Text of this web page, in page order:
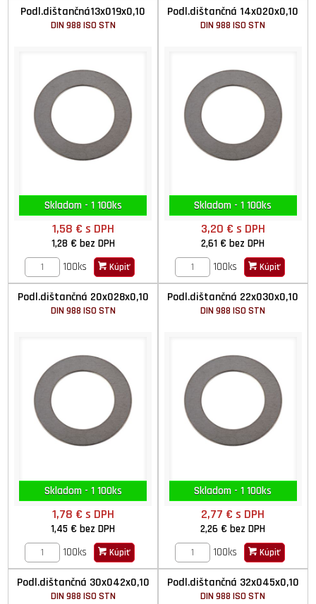
Podl.dištančná13x019x0,10
DIN 988 ISO STN
Skladom - 1 100ks
1,58 € s DPH
1,28 € bez DPH
100ks
Kúpiť
Podl.dištančná 14x020x0,10
DIN 988 ISO STN
Skladom - 1 100ks
3,20 € s DPH
2,61 €bez DPH
100ks
Kúpiť
Podl.dištančná 20x028x0,10
DIN 988 ISO STN
Skladom - 1 100ks
1,78 € s DPH
1,45 €bez DPH
100ks
Kúpiť
Podl.dištančná 22x030x0,10
DIN 988 ISO STN
Skladom - 1 100ks
2,77 €s DPH
2,26 €bez DPH
100ks
Kúpiť
Podl.dištančná 30x042x0,10
DIN 988 ISO STN
Podl.dištančná 32x045x0,10
DIN 988 ISO STN